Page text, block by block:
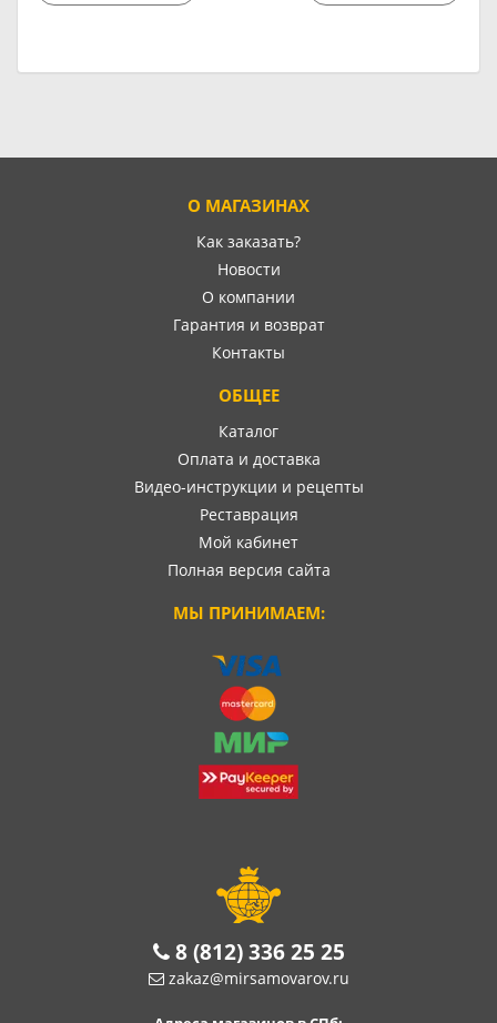
О МАГАЗИНАХ
Как заказать?
Новости
О компании
Гарантия и возврат
Контакты
ОБЩЕЕ
Каталог
Оплата и доставка
Видео-инструкции и рецепты
Реставрация
Мой кабинет
Полная версия сайта
МЫ ПРИНИМАЕМ:
8 (812) 336 25 25
zakaz@mirsamovarov.ru